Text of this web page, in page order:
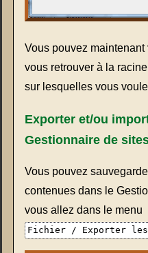
Vous pouvez
vous retrouver à la
sur lesquelles vous
Exporter et/ou
Gestionnaire de
Vous pouvez
contenues dans le
vous allez dans le menu
Fichier / Exporter les